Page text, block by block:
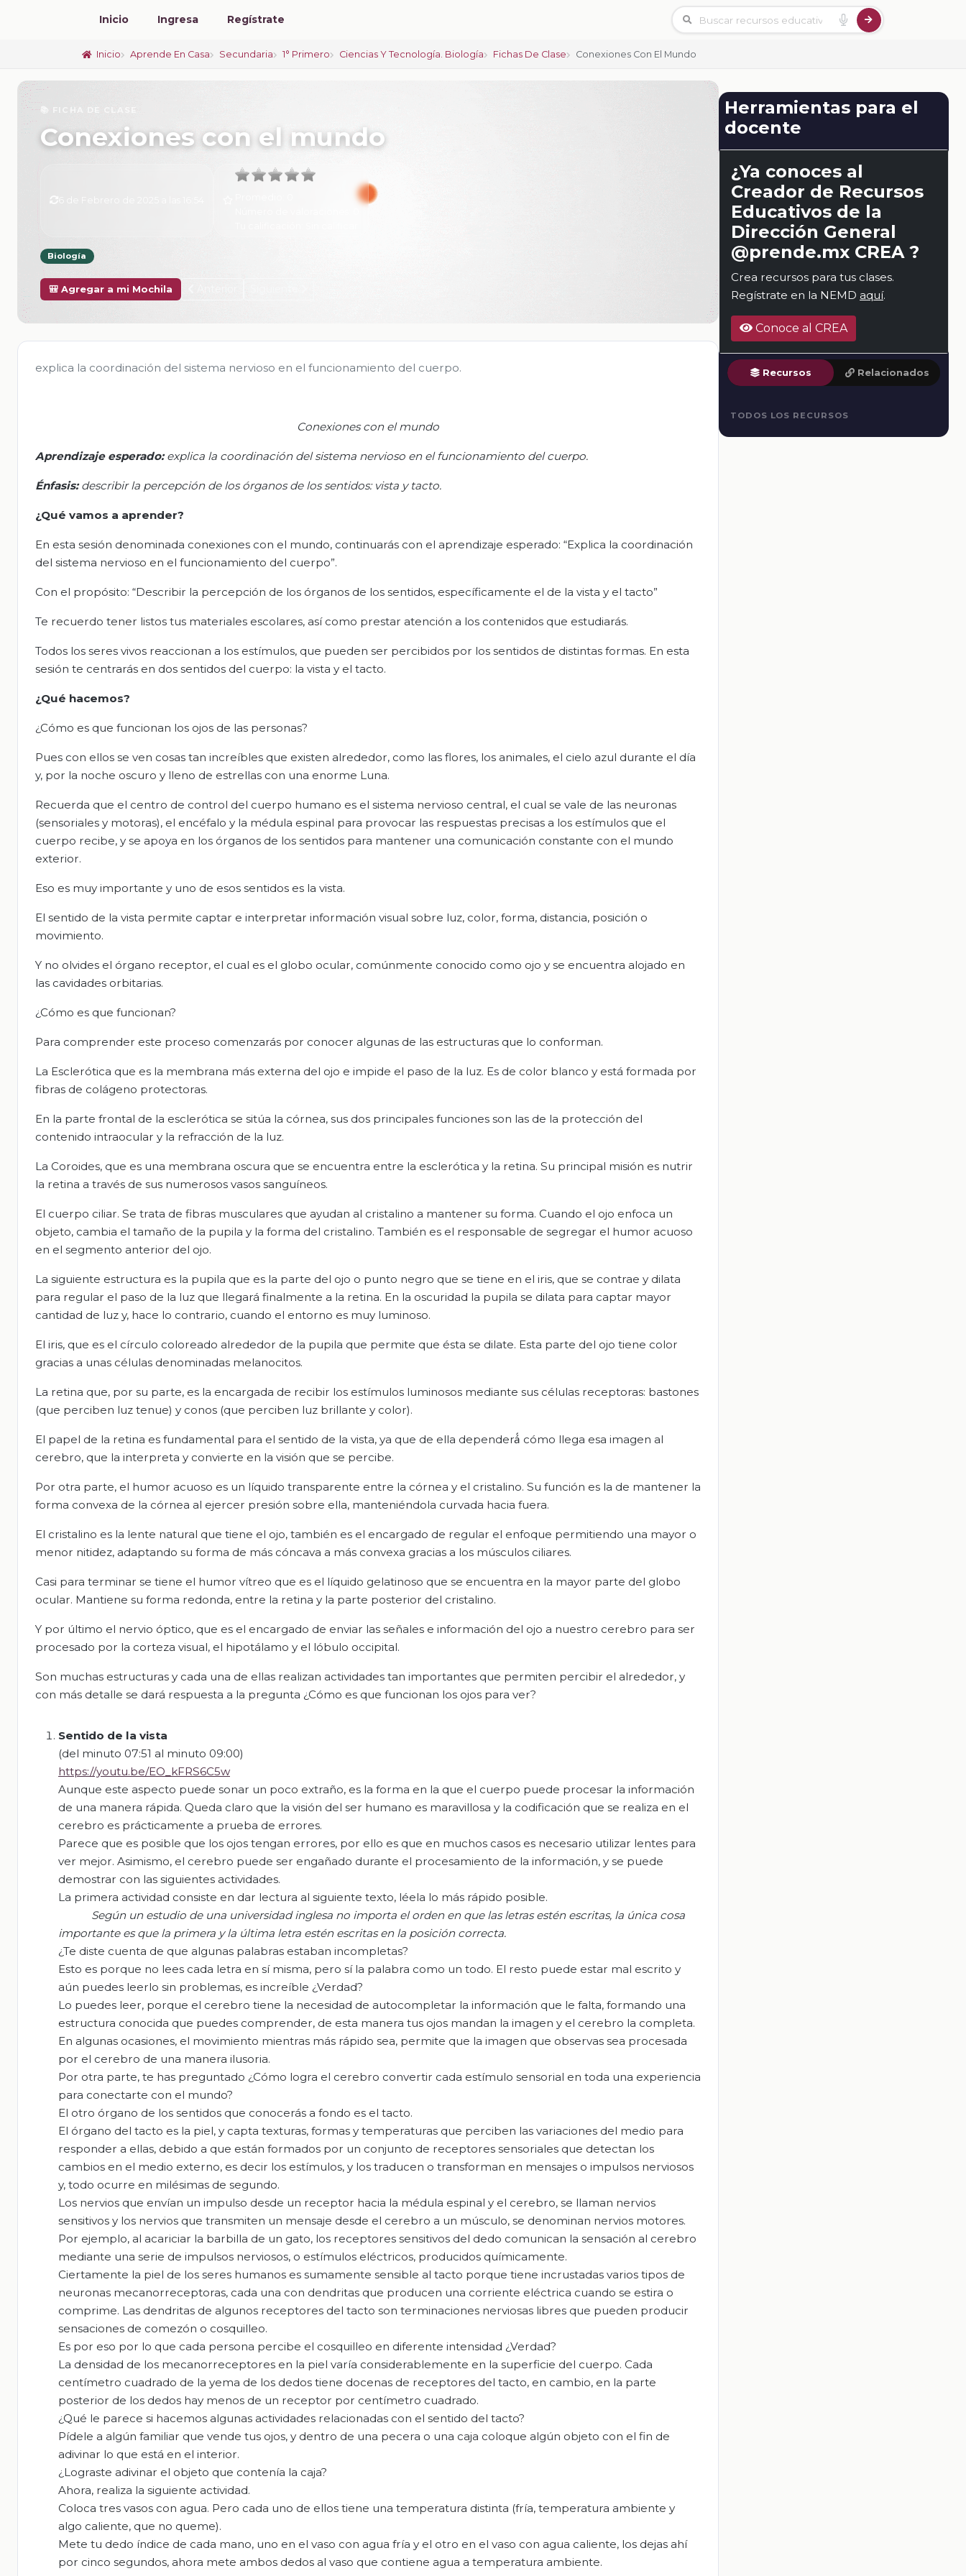
Inicio Ingresa Regístrate
Inicio Aprende En Casa Secundaria 1° Primero Ciencias Y Tecnología. Biología Fichas De Clase Conexiones Con El Mundo
📚 FICHA DE CLASE
Conexiones con el mundo
Biología
🎒 Agregar a mi Mochila
explica la coordinación del sistema nervioso en el funcionamiento del cuerpo.
Conexiones con el mundo
Aprendizaje esperado:explica la coordinación del sistema nervioso en el funcionamiento del cuerpo.
Énfasis:describir la percepción de los órganos de los sentidos: vista y tacto.
¿Qué vamos a aprender?
En esta sesión denominada conexiones con el mundo, continuarás con el aprendizaje esperado: “Explica la coordinación
del sistema nervioso en el funcionamiento del cuerpo”.
Con el propósito: “Describir la percepción de los órganos de los sentidos, específicamente el de la vista y el tacto”
Te recuerdo tener listos tus materiales escolares, así como prestar atención a los contenidos que estudiarás.
Todos los seres vivos reaccionan a los estímulos, que pueden ser percibidos por los sentidos de distintas formas. En esta
sesión te centrarás en dos sentidos del cuerpo: la vista y el tacto.
¿Qué hacemos?
¿Cómo es que funcionan los ojos de las personas?
Pues con ellos se ven cosas tan increíbles que existen alrededor, como las flores, los animales, el cielo azul durante el día
y, por la noche oscuro y lleno de estrellas con una enorme Luna.
Recuerda que el centro de control del cuerpo humano es el sistema nervioso central, el cual se vale de las neuronas
(sensoriales y motoras), el encéfalo y la médula espinal para provocar las respuestas precisas a los estímulos que el
cuerpo recibe, y se apoya en los órganos de los sentidos para mantener una comunicación constante con el mundo
exterior.
Eso es muy importante y uno de esos sentidos es la vista.
El sentido de la vista permite captar e interpretar información visual sobre luz, color, forma, distancia, posición o
movimiento.
Y no olvides el órgano receptor, el cual es el globo ocular, comúnmente conocido como ojo y se encuentra alojado en
las cavidades orbitarias.
¿Cómo es que funcionan?
Para comprender este proceso comenzarás por conocer algunas de las estructuras que lo conforman.
La Esclerótica que es la membrana más externa del ojo e impide el paso de la luz. Es de color blanco y está formada por
fibras de colágeno protectoras.
En la parte frontal de la esclerótica se sitúa la córnea, sus dos principales funciones son las de la protección del
contenido intraocular y la refracción de la luz.
La Coroides, que es una membrana oscura que se encuentra entre la esclerótica y la retina. Su principal misión es nutrir
la retina a través de sus numerosos vasos sanguíneos.
El cuerpo ciliar. Se trata de fibras musculares que ayudan al cristalino a mantener su forma. Cuando el ojo enfoca un
objeto, cambia el tamaño de la pupila y la forma del cristalino. También es el responsable de segregar el humor acuoso
en el segmento anterior del ojo.
La siguiente estructura es la pupila que es la parte del ojo o punto negro que se tiene en el iris, que se contrae y dilata
para regular el paso de la luz que llegará finalmente a la retina. En la oscuridad la pupila se dilata para captar mayor
cantidad de luz y, hace lo contrario, cuando el entorno es muy luminoso.
El iris, que es el círculo coloreado alrededor de la pupila que permite que ésta se dilate. Esta parte del ojo tiene color
gracias a unas células denominadas melanocitos.
La retina que, por su parte, es la encargada de recibir los estímulos luminosos mediante sus células receptoras: bastones
(que perciben luz tenue) y conos (que perciben luz brillante y color).
El papel de la retina es fundamental para el sentido de la vista, ya que de ella dependerá́ cómo llega esa imagen al
cerebro, que la interpreta y convierte en la visión que se percibe.
Por otra parte, el humor acuoso es un líquido transparente entre la córnea y el cristalino. Su función es la de mantener la
forma convexa de la córnea al ejercer presión sobre ella, manteniéndola curvada hacia fuera.
El cristalino es la lente natural que tiene el ojo, también es el encargado de regular el enfoque permitiendo una mayor o
menor nitidez, adaptando su forma de más cóncava a más convexa gracias a los músculos ciliares.
Casi para terminar se tiene el humor vítreo que es el líquido gelatinoso que se encuentra en la mayor parte del globo
ocular. Mantiene su forma redonda, entre la retina y la parte posterior del cristalino.
Y por último el nervio óptico, que es el encargado de enviar las señales e información del ojo a nuestro cerebro para ser
procesado por la corteza visual, el hipotálamo y el lóbulo occipital.
Son muchas estructuras y cada una de ellas realizan actividades tan importantes que permiten percibir el alrededor, y
con más detalle se dará respuesta a la pregunta ¿Cómo es que funcionan los ojos para ver?
Sentido de la vista
(del minuto 07:51 al minuto 09:00)
https://youtu.be/EO_kFRS6C5w
Aunque este aspecto puede sonar un poco extraño, es la forma en la que el cuerpo puede procesar la información
de una manera rápida. Queda claro que la visión del ser humano es maravillosa y la codificación que se realiza en el
cerebro es prácticamente a prueba de errores.
Parece que es posible que los ojos tengan errores, por ello es que en muchos casos es necesario utilizar lentes para
ver mejor. Asimismo, el cerebro puede ser engañado durante el procesamiento de la información, y se puede
demostrar con las siguientes actividades.
La primera actividad consiste en dar lectura al siguiente texto, léela lo más rápido posible.
Según un estudio de una universidad inglesano importa el orden en que las letras estén escritas, la única cosa
importante es que la primera y la última letra estén escritasen la posición correcta.
¿Te diste cuenta de que algunas palabras estaban incompletas?
Esto es porque no lees cada letra en sí misma, pero sí la palabra como un todo. El resto puede estar mal escrito y
aún puedes leerlo sin problemas, es increíble ¿Verdad?
Lo puedes leer, porque el cerebro tiene la necesidad de autocompletar la información que le falta, formando una
estructura conocida que puedes comprender, de esta manera tus ojos mandan la imagen y el cerebro la completa.
En algunas ocasiones, el movimiento mientras más rápido sea, permite que la imagen que observas sea procesada
por el cerebro de una manera ilusoria.
Por otra parte, te has preguntado ¿Cómo logra el cerebro convertir cada estímulo sensorial en toda una experiencia
para conectarte con el mundo?
El otro órgano de los sentidos que conocerás a fondo es el tacto.
El órgano del tacto es la piel, y capta texturas, formas y temperaturas que perciben las variaciones del medio para
responder a ellas, debido a que están formados por un conjunto de receptores sensoriales que detectan los
cambios en el medio externo, es decir los estímulos, y los traducen o transforman en mensajes o impulsos nerviosos
y, todo ocurre en milésimas de segundo.
Los nervios que envían un impulso desde un receptor hacia la médula espinal y el cerebro, se llaman nervios
sensitivos y los nervios que transmiten un mensaje desde el cerebro a un músculo, se denominan nervios motores.
Por ejemplo, al acariciar la barbilla de un gato, los receptores sensitivos del dedo comunican la sensación al cerebro
mediante una serie de impulsos nerviosos, o estímulos eléctricos, producidos químicamente.
Ciertamente la piel de los seres humanos es sumamente sensible al tacto porque tiene incrustadas varios tipos de
neuronas mecanorreceptoras, cada una con dendritas que producen una corriente eléctrica cuando se estira o
comprime. Las dendritas de algunos receptores del tacto son terminaciones nerviosas libres que pueden producir
sensaciones de comezón o cosquilleo.
Es por eso por lo que cada persona percibe el cosquilleo en diferente intensidad ¿Verdad?
La densidad de los mecanorreceptores en la piel varía considerablemente en la superficie del cuerpo. Cada
centímetro cuadrado de la yema de los dedos tiene docenas de receptores del tacto, en cambio, en la parte
posterior de los dedos hay menos de un receptor por centímetro cuadrado.
¿Qué le parece si hacemos algunas actividades relacionadas con el sentido del tacto?
Pídele a algún familiar que vende tus ojos, y dentro de una pecera o una caja coloque algún objeto con el fin de
adivinar lo que está en el interior.
¿Lograste adivinar el objeto que contenía la caja?
Ahora, realiza la siguiente actividad.
Coloca tres vasos con agua. Pero cada uno de ellos tiene una temperatura distinta (fría, temperatura ambiente y
algo caliente, que no queme).
Mete tu dedo índice de cada mano, uno en el vaso con agua fría y el otro en el vaso con agua caliente, los dejas ahí
por cinco segundos, ahora mete ambos dedos al vaso que contiene agua a temperatura ambiente.
Herramientas para el
docente
¿Ya conoces al
Creador de Recursos
Educativos de la
Dirección General
@prende.mx CREA ?
Crea recursos para tus clases.
Regístrate en la NEMD aquí.
Conoce al CREA
Recursos Relacionados
TODOS LOS RECURSOS